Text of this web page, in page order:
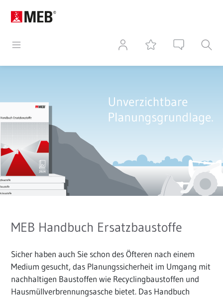
MEB Handbuch Ersatzbaustoffe
Sicher haben auch Sie schon des Öfteren nach einem
Medium gesucht, das Planungssicherheit im Umgang mit
nachhaltigen Baustoffen wie Recyclingbaustoffen und
Hausmüllverbrennungsasche bietet. Das Handbuch